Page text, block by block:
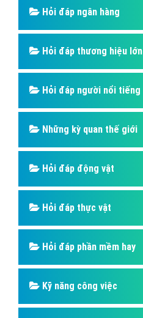
Hỏi đáp ngân hàng
Hỏi đáp thương hiệu lớn
Hỏi đáp người nổi tiếng
Những kỳ quan thế giới
Hỏi đáp động vật
Hỏi đáp thực vật
Hỏi đáp phần mềm hay
Kỹ năng công việc